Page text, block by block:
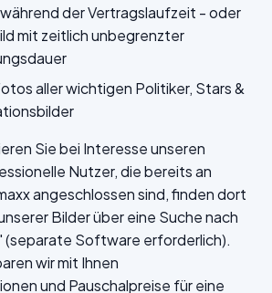
der Vertragslaufzeit - oder
mit zeitlich unbegrenzter
aller wichtigen Politiker, Stars &
Sie bei Interesse unseren
Nutzer, die bereits an
angeschlossen sind, finden dort
Bilder über eine Suche nach
Software erforderlich).
wir mit Ihnen
und Pauschalpreise für eine